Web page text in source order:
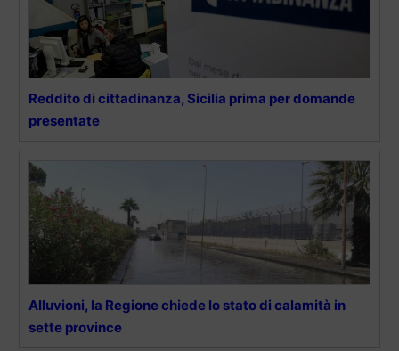
Reddito di cittadinanza, Sicilia prima per domande
presentate
Alluvioni, la Regione chiede lo stato di calamità in
sette province